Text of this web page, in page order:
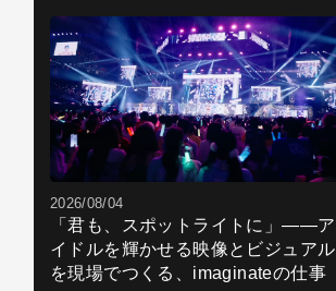
2026/08/04
「君も、スポットライトに」――ア
イドルを輝かせる映像とビジュアル
を現場でつくる、imaginateの仕事